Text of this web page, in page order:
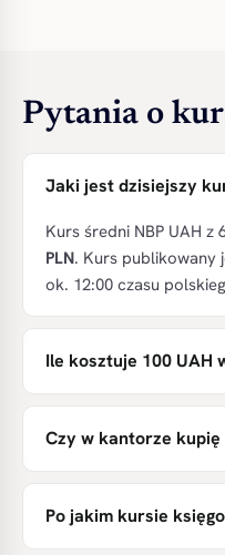
Pytania o
Jaki jest dzisiejszy
Kurs średni NBP UAH z
PLN. Kurs publikowany
ok. 12:00 czasu
Ile kosztuje 100 UAH
Czy w kantorze kupię
Po jakim kursie